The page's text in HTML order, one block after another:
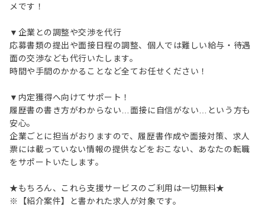
メです！
▼企業との調整や交渉を代行
応募書類の提出や面接日程の調整、個人では難しい給与・待遇
面の交渉なども代行いたします。
時間や手間のかかることなど全てお任せください！
▼内定獲得へ向けてサポート！
履歴書の書き方がわからない…面接に自信がない…という方も
安心。
企業ごとに担当がおりますので、履歴書作成や面接対策、求人
票には載っていない情報の提供などをおこない、あなたの転職
をサポートいたします。
★もちろん、これら支援サービスのご利用は一切無料★
※【紹介案件】と書かれた求人が対象です。